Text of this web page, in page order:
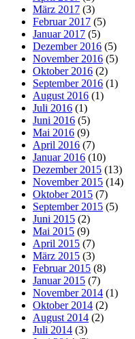
März 2017 (3)
Februar 2017 (5)
Januar 2017 (5)
Dezember 2016 (5)
November 2016 (5)
Oktober 2016 (2)
September 2016 (1)
August 2016 (1)
Juli 2016 (1)
Juni 2016 (5)
Mai 2016 (9)
April 2016 (7)
Januar 2016 (10)
Dezember 2015 (13)
November 2015 (14)
Oktober 2015 (7)
September 2015 (5)
Juni 2015 (2)
Mai 2015 (9)
April 2015 (7)
März 2015 (3)
Februar 2015 (8)
Januar 2015 (7)
November 2014 (1)
Oktober 2014 (2)
August 2014 (2)
Juli 2014 (3)